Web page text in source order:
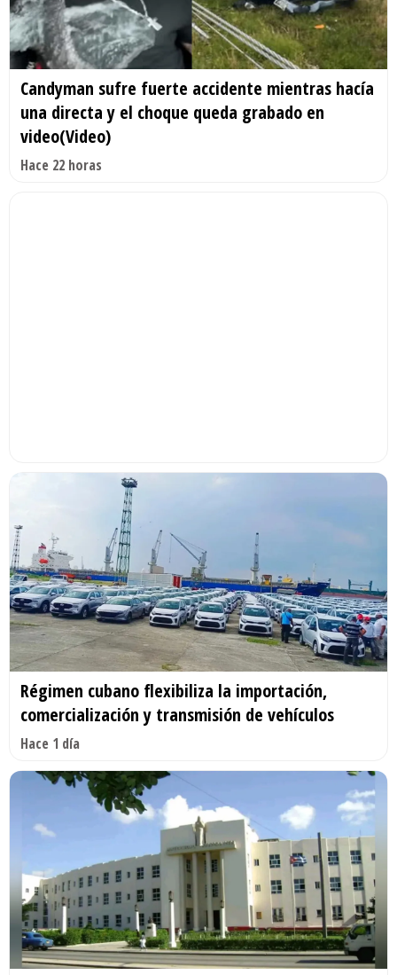
Candyman sufre fuerte accidente mientras hacía
una directa y el choque queda grabado en
video(Video)
Hace 22 horas
Régimen cubano flexibiliza la importación,
comercialización y transmisión de vehículos
Hace 1 día